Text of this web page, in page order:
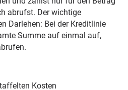
abrufst. Der wichtige
Darlehen: Bei der Kreditlinie
Summe auf einmal auf,
Kosten